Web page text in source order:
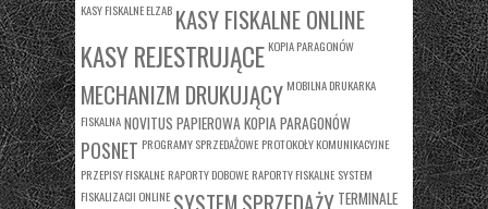
KASY FISKALNE ELZAB KASY FISKALNE ONLINE
KASY REJESTRUJĄCE KOPIA PARAGONÓW
MECHANIZM DRUKUJĄCY MOBILNA DRUKARKA
FISKALNANOVITUS PAPIEROWA KOPIA PARAGONÓW
POSNET PROGRAMY SPRZEDAŻOWE PROTOKOŁY KOMUNIKACYJNE
PRZEPISY FISKALNE RAPORTY DOBOWE RAPORTY FISKALNE SYSTEM
FISKALIZACJI ONLINE
TERMINALE